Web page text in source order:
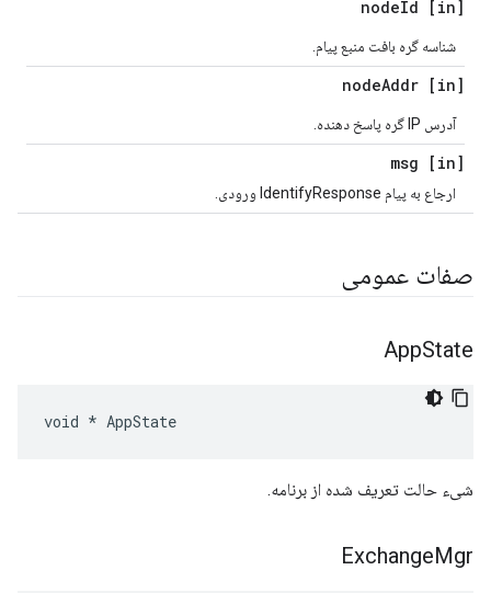
[in] node
Id
شناسه گره بافت منبع پیام.
[in] node
Addr
آدرس IP گره پاسخ دهنده.
[in] msg
ارجاع به پیام IdentifyResponse ورودی.
صفات عمومی
AppState
void * AppState
شیء حالت تعریف شده از برنامه.
ExchangeMgr